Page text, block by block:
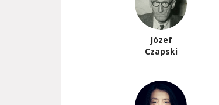
Józef
Czapski